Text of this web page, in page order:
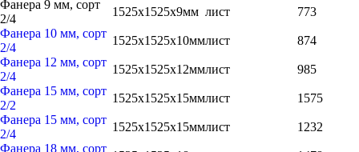
Фанера 9 мм, сорт
2/4
1525x1525x9мм лист
773
Фанера 10 мм, сорт
2/4
1525x1525x10ммлист
874
Фанера 12 мм, сорт
2/4
1525x1525x12ммлист
985
Фанера 15 мм, сорт
2/2
1525x1525x15ммлист
1575
Фанера 15 мм, сорт
2/4
1525x1525x15ммлист
1232
Фанера 18 мм, сорт